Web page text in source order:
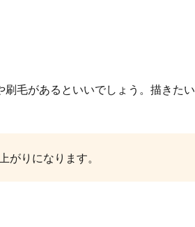
毛があるといいでしょう。描きたい
がりになります。